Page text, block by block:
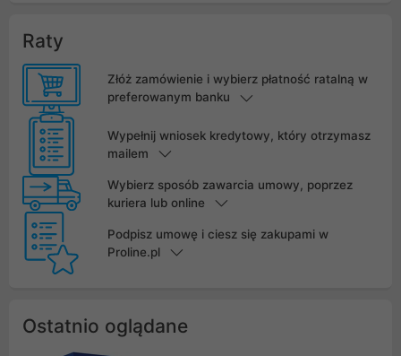
Raty
Złóż zamówienie i wybierz płatność ratalną w
preferowanym banku
Wypełnij wniosek kredytowy, który otrzymasz
mailem
Wybierz sposób zawarcia umowy, poprzez
kuriera lub online
Podpisz umowę i ciesz się zakupami w
Proline.pl
Ostatnio oglądane